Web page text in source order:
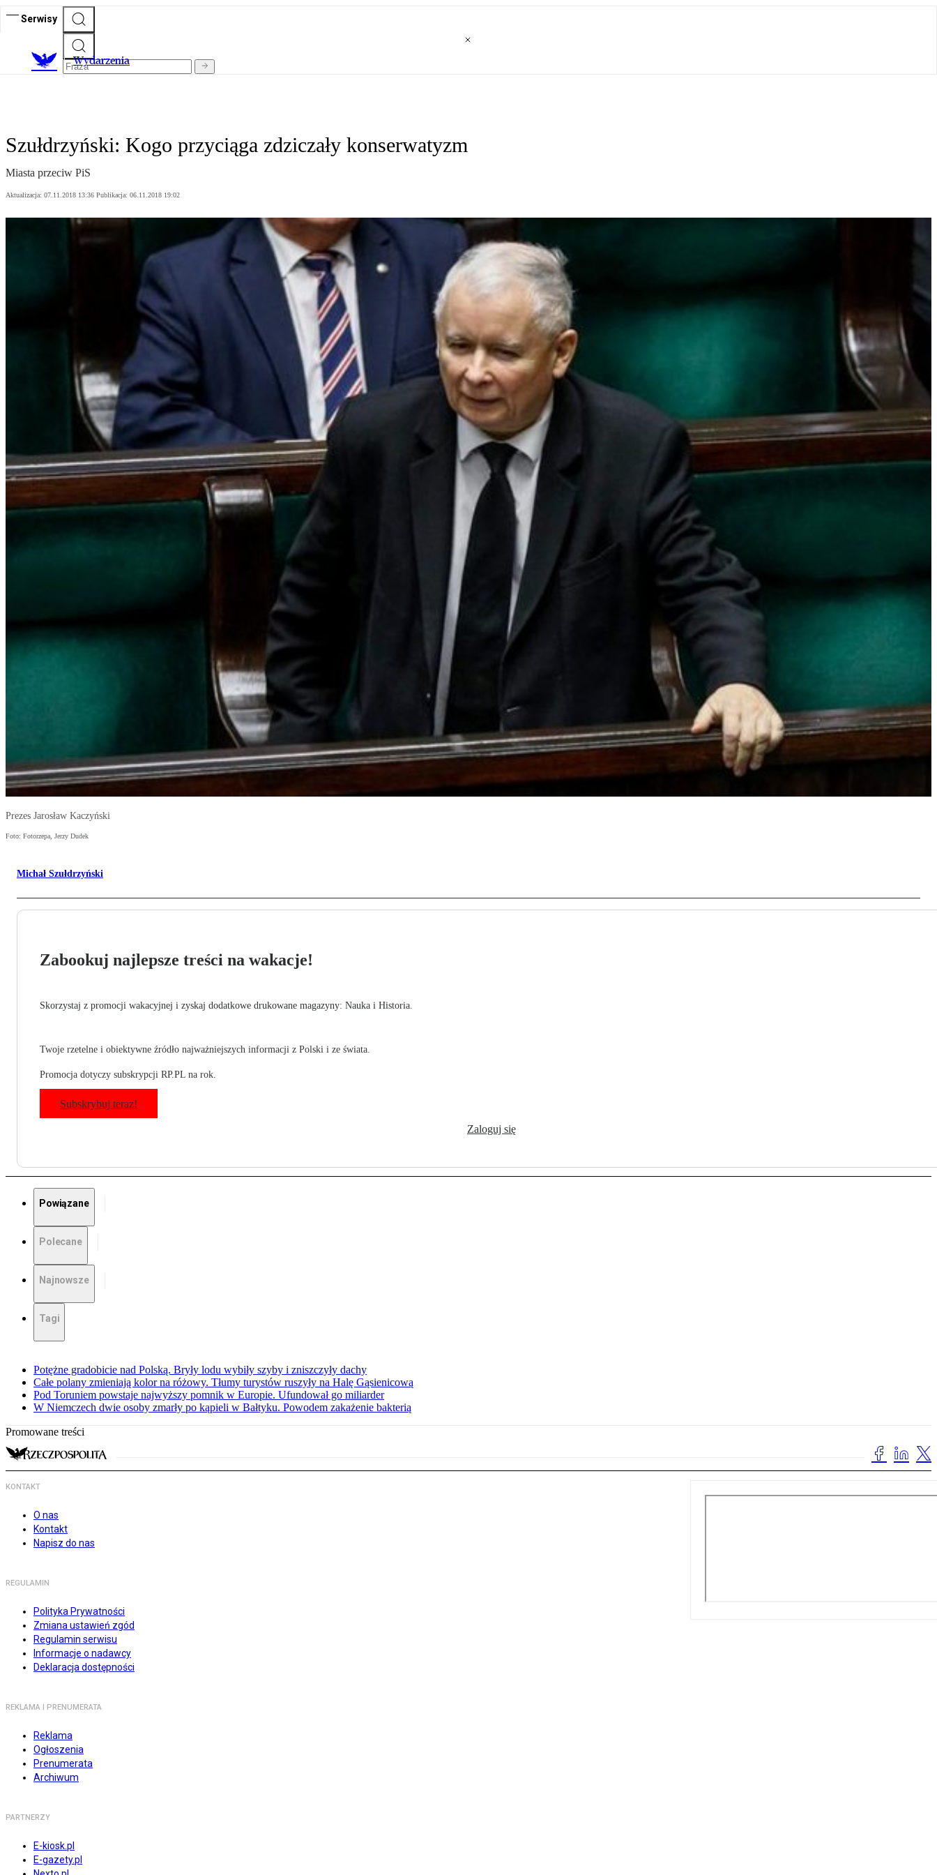
Serwisy
Wydarzenia
Szułdrzyński: Kogo przyciąga zdziczały konserwatyzm
Miasta przeciw PiS
Aktualizacja: 07.11.2018 13:36 Publikacja: 06.11.2018 19:02
Prezes Jarosław Kaczyński
Foto: Fotorzepa, Jerzy Dudek
Michał Szułdrzyński
Zabookuj najlepsze treści na wakacje!
Skorzystaj z promocji wakacyjnej i zyskaj dodatkowe drukowane magazyny: Nauka i Historia.
Twoje rzetelne i obiektywne źródło najważniejszych informacji z Polski i ze świata.
Promocja dotyczy subskrypcji RP.PL na rok.
Subskrybuj teraz!
Zaloguj się
Powiązane
Polecane
Najnowsze
Tagi
Potężne gradobicie nad Polską. Bryły lodu wybiły szyby i zniszczyły dachy
Całe polany zmieniają kolor na różowy. Tłumy turystów ruszyły na Halę Gąsienicową
Pod Toruniem powstaje najwyższy pomnik w Europie. Ufundował go miliarder
W Niemczech dwie osoby zmarły po kąpieli w Bałtyku. Powodem zakażenie bakterią
Promowane treści
KONTAKT
O nas
Kontakt
Napisz do nas
REGULAMIN
Polityka Prywatności
Zmiana ustawień zgód
Regulamin serwisu
Informacje o nadawcy
Deklaracja dostępności
REKLAMA I PRENUMERATA
Reklama
Ogłoszenia
Prenumerata
Archiwum
PARTNERZY
E-kiosk.pl
E-gazety.pl